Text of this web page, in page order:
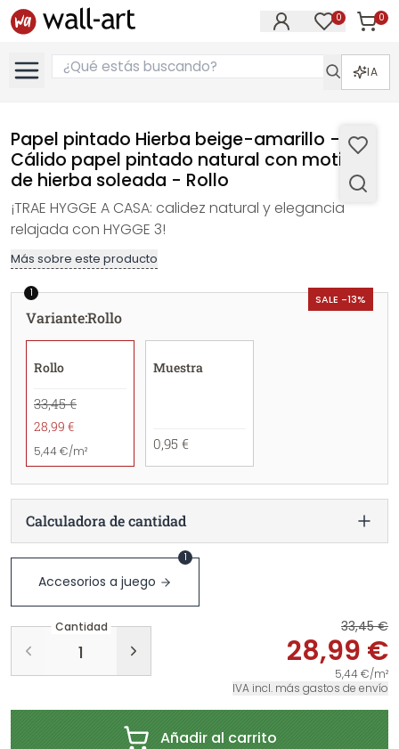
0 0
IA
Papel pintado Hierba beige-amarillo -
Cálido papel pintado natural con motivo
de hierba soleada - Rollo
¡TRAE HYGGE A CASA: calidez natural y elegancia
relajada con HYGGE 3!
Más sobre este producto
SALE -13%
1
Variante:Rollo
Rollo
33,45 €
28,99 €
5,44 €/m²
Muestra
0,95 €
Calculadora de cantidad
Accesorios a juego
1
Cantidad 33,45 €
28,99 €
5,44 €/m²
IVA incl. más gastos de envío
Añadir al carrito